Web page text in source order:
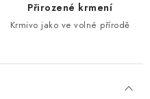
Přirozené krmení
Krmivo jako ve volné přírodě